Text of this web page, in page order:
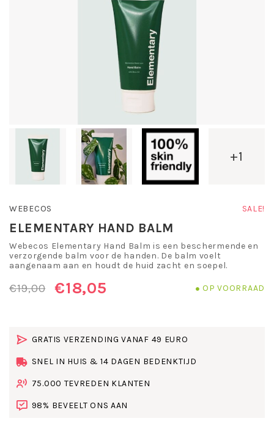
+1
WEBECOS SALE!
ELEMENTARY HAND BALM
Webecos Elementary Hand Balm is een beschermende en
verzorgende balm voor de handen. De balm voelt
aangenaam aan en houdt de huid zacht en soepel.
€19,00 €18,05 OP VOORRAAD
GRATIS VERZENDING VANAF 49 EURO
SNEL IN HUIS & 14 DAGEN BEDENKTIJD
75.000 TEVREDEN KLANTEN
98% BEVEELT ONS AAN